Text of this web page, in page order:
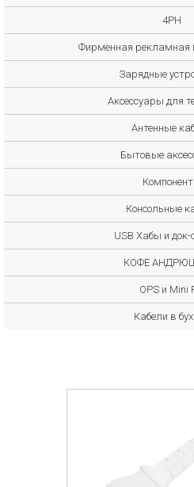
4PH
Фирменная рекламная
Зарядные
Аксессуары для
Антенные
Бытовые
Консольные
USB Хабы и док-
КОФЕ
OPS и Mini
Кабели в